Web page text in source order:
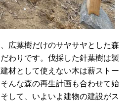
広葉樹だけのサヤサヤとした森
わりです。伐採した針葉樹は製
材として使えない木は薪ストー
んな森の再生計画も合わせて始
して、いよいよ建物の建設がス